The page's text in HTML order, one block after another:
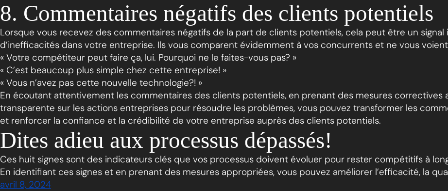
8. Commentaires négatifs des clients potentiels
Lorsque vous recevez des commentaires négatifs de la part de clients potentiels, cela peut être un
d’inefficacités dans votre entreprise. Ils vous comparent évidemment à vos concurrents et ne vous
« Votre compétiteur peut faire ça, lui. Pourquoi ne le faites-vous pas? »
« C’est beaucoup plus simple chez cette entreprise! »
« Vous n’avez pas cette nouvelle technologie?! »
En écoutant attentivement les commentaires des clients potentiels, en prenant des mesures
transparente sur les actions entreprises pour résoudre les problèmes, vous pouvez transformer les
et renforcer la confiance et la crédibilité de votre entreprise auprès des clients potentiels.
Dites adieu aux processus dépassés!
Ces huit signes sont des indicateurs clés que vos processus doivent évoluer pour rester compétitifs à
En identifiant ces signes et en prenant des mesures appropriées, vous pouvez améliorer l’efficacité, la
avril 8, 2024